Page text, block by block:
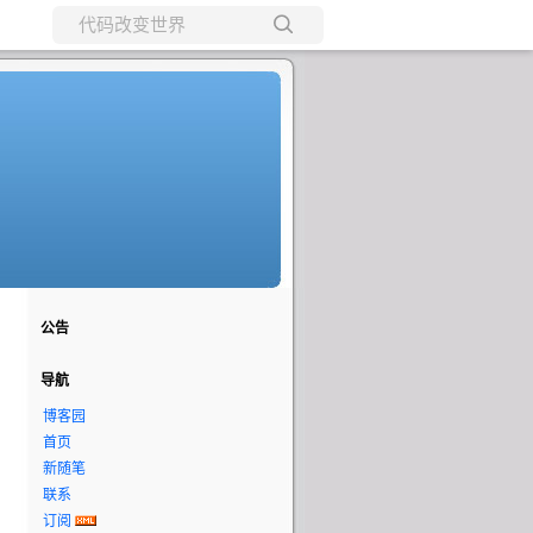
所有博客
公告
导航
博客园
首页
新随笔
联系
订阅